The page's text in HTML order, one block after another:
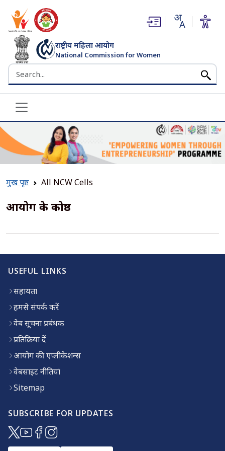
राष्ट्रीय महिला आयोग
National Commission for Women
भारत सरकार
Search the NCW website
(opens in new window)
(opens in new window)
मुख पृष्ठ All NCW Cells
आयोग के प्रकोष्ठ
USEFUL LINKS
सहायता
हमसे संपर्क करें
वेब सूचना प्रबंधक
प्रतिक्रिया दें
आयोग की एप्लीकेशन्स
वेबसाइट नीतियां
Sitemap
SUBSCRIBE FOR UPDATES
(opens in new window)
(opens in new window)
(opens in new window)
(opens in new window)